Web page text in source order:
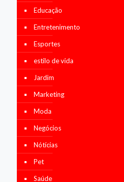
Educação
Entretenimento
Esportes
estilo de vida
Jardim
Marketing
Moda
Negócios
Nótícias
Pet
Saúde